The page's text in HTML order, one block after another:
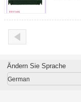
Ändern Sie Sprache
German